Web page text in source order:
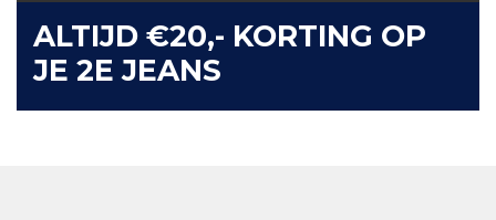
ALTIJD €20,- KORTING OP
JE 2E JEANS